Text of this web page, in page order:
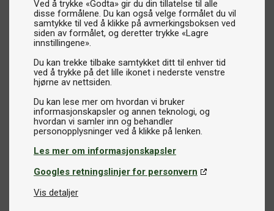
Ved å trykke «Godta» gir du din tillatelse til alle
disse formålene. Du kan også velge formålet du vil
samtykke til ved å klikke på avmerkingsboksen ved
siden av formålet, og deretter trykke «Lagre
innstillingene».
Du kan trekke tilbake samtykket ditt til enhver tid
ved å trykke på det lille ikonet i nederste venstre
hjørne av nettsiden.
Du kan lese mer om hvordan vi bruker
informasjonskapsler og annen teknologi, og
hvordan vi samler inn og behandler
Les mer om informasjonskapsler
Googles retningslinjer for personvern
Vis detaljer